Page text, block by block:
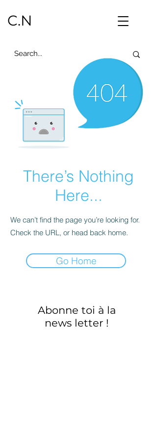
C.N
There’s Nothing
Here...
We can’t find the page you’re looking for.
Check the URL, or head back home.
Go Home
Abonne toi à la
news letter !